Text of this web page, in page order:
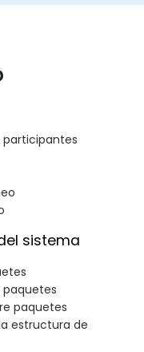
participantes
sistema
paquetes
estructura de